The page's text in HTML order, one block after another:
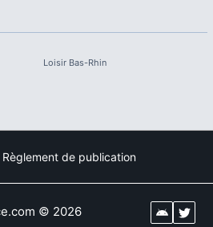
Loisir Bas-Rhin
Règlement de publication
© 2026